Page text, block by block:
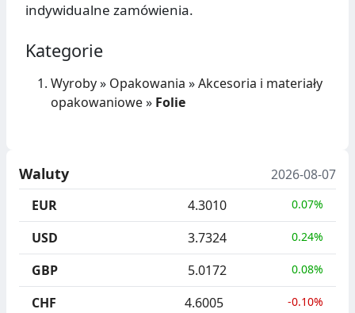
indywidualne zamówienia.
Kategorie
Wyroby» Opakowania »Akcesoria i materiały
opakowaniowe» Folie
Waluty
2026-08-07
EUR
4.3010 0.07%
USD 3.7324 0.24%
GBP 5.0172 0.08%
CHF 4.6005 -0.10%